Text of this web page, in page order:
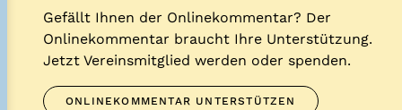
Gefällt Ihnen der Onlinekommentar? Der
Onlinekommentar braucht Ihre Unterstützung.
Jetzt Vereinsmitglied werden oder spenden.
ONLINEKOMMENTAR UNTERSTÜTZEN